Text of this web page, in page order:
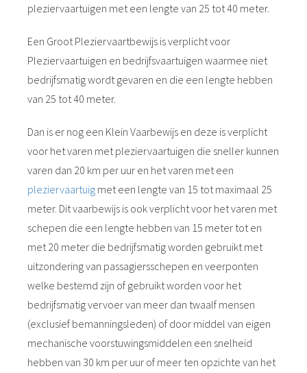
pleziervaartuigen met een lengte van 25 tot 40 meter.
Een Groot Pleziervaartbewijs is verplicht voor
Pleziervaartuigen en bedrijfsvaartuigen waarmee niet
bedrijfsmatig wordt gevaren en die een lengte hebben
van 25 tot 40 meter.
Dan is er nog een Klein Vaarbewijs en deze is verplicht
voor het varen met pleziervaartuigen die sneller kunnen
varen dan 20 km per uur en het varen met een
pleziervaartuig met een lengte van 15 tot maximaal 25
meter. Dit vaarbewijs is ook verplicht voor het varen met
schepen die een lengte hebben van 15 meter tot en
met 20 meter die bedrijfsmatig worden gebruikt met
uitzondering van passagiersschepen en veerponten
welke bestemd zijn of gebruikt worden voor het
bedrijfsmatig vervoer van meer dan twaalf mensen
(exclusief bemanningsleden) of door middel van eigen
mechanische voorstuwingsmiddelen een snelheid
hebben van 30 km per uur of meer ten opzichte van het